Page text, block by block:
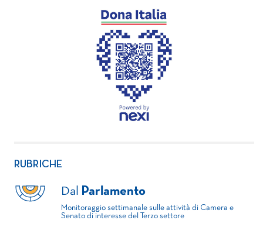
RUBRICHE
Dal Parlamento
Monitoraggio settimanale sulle attività di Camera e
Senato di interesse del Terzo settore